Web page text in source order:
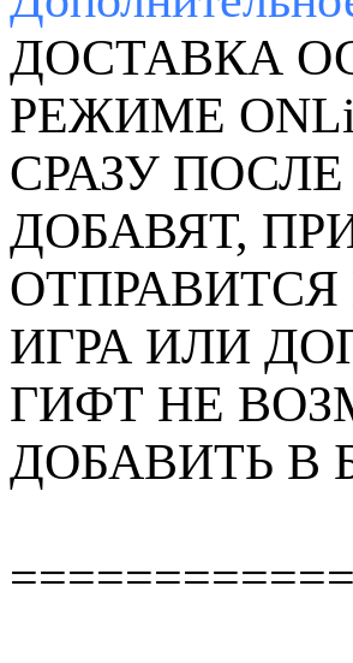
ДОСТАВКА
РЕЖИМЕ
СРАЗУ
ДОБАВЯТ,
ОТПРАВИТСЯ
ИГРА ИЛИ
ГИФТ НЕ
ДОБАВИТЬ В